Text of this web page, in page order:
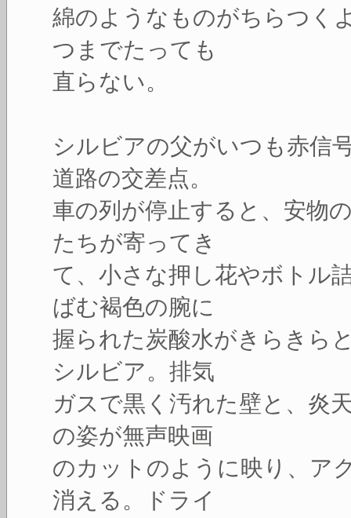
綿のようなものがちらつく
つまでたっても
直らない。
シルビアの父がいつも赤信
道路の交差点。
車の列が停止すると、安物
たちが寄ってき
て、小さな押し花やボトル
ばむ褐色の腕に
握られた炭酸水がきらきら
シルビア。排気
ガスで黒く汚れた壁と、炎
の姿が無声映画
のカットのように映り、ア
消える。ドライ